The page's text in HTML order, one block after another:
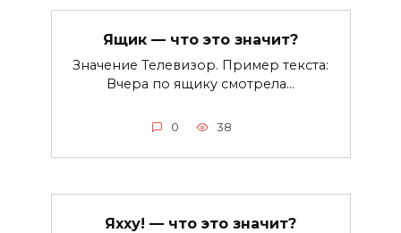
Ящик — что это значит?
Значение Телевизор. Пример текста:
Вчера по ящику смотрела…
0 38
Яхху! — что это значит?